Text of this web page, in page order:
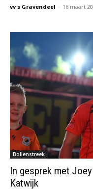
vv s Gravendeel - 16 maart
Bollenstreek
In gesprek met
Katwijk